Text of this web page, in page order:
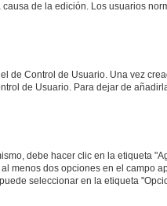
de la edición. Los usuarios
de Control de Usuario. Una vez
de Usuario. Para dejar de
debe hacer clic en la etiqueta
menos dos opciones en el
seleccionar en la etiqueta